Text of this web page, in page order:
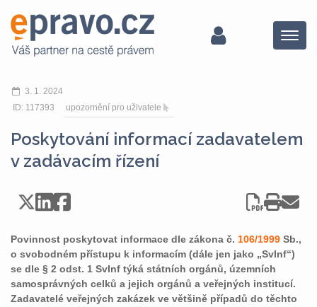
Menu
3. 1. 2024
ID: 117393
upozornění pro uživatele
Poskytování informací zadavatelem
v zadávacím řízení
Povinnost poskytovat informace dle zákona č. 106/1999 Sb.,
o svobodném přístupu k informacím (dále jen jako „SvInf“)
se dle § 2 odst. 1 SvInf týká státních orgánů, územních
samosprávných celků a jejich orgánů a veřejných institucí.
Zadavatelé veřejných zakázek ve většině případů do těchto